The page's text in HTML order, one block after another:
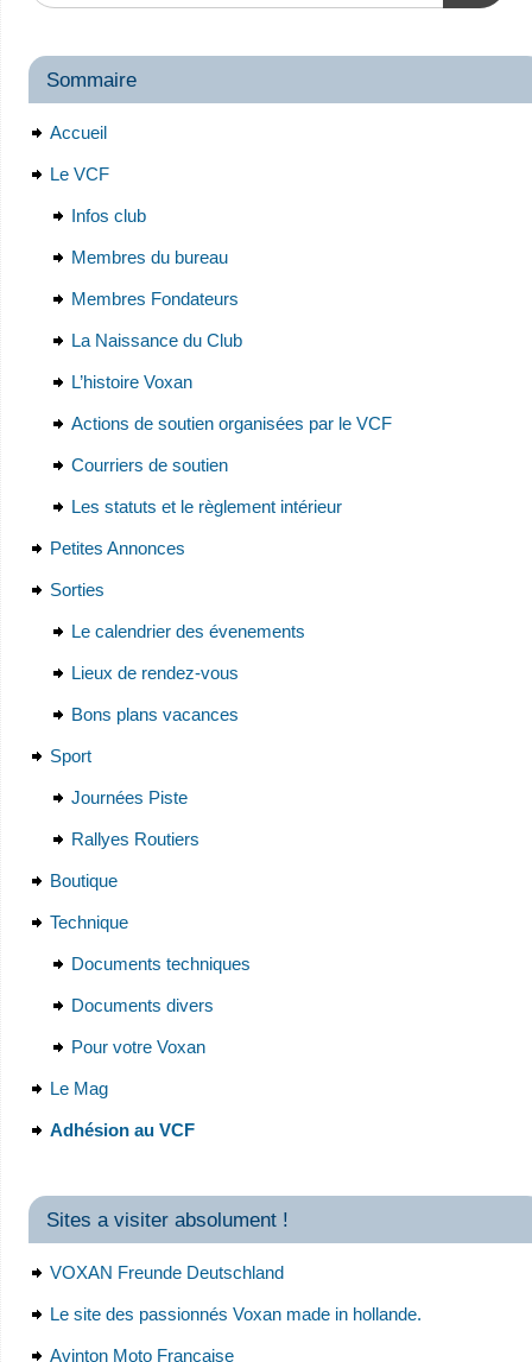
Sommaire
Accueil
Le VCF
Infos club
Membres du bureau
Membres Fondateurs
La Naissance du Club
L’histoire Voxan
Actions de soutien organisées par le VCF
Courriers de soutien
Les statuts et le règlement intérieur
Petites Annonces
Sorties
Le calendrier des évenements
Lieux de rendez-vous
Bons plans vacances
Sport
Journées Piste
Rallyes Routiers
Boutique
Technique
Documents techniques
Documents divers
Pour votre Voxan
Le Mag
Adhésion au VCF
Sites a visiter absolument !
VOXAN Freunde Deutschland
Le site des passionnés Voxan made in hollande.
Avinton Moto Française